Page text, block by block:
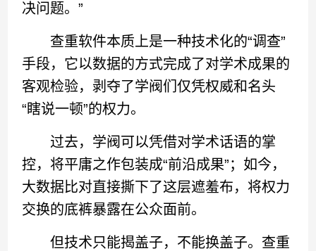
决问题。”
查重软件本质上是一种技术化的“调查”
手段，它以数据的方式完成了对学术成果的
客观检验，剥夺了学阀们仅凭权威和名头
“瞎说一顿”的权力。
过去，学阀可以凭借对学术话语的掌
控，将平庸之作包装成“前沿成果”；如今，
大数据比对直接撕下了这层遮羞布，将权力
交换的底裤暴露在公众面前。
但技术只能揭盖子，不能换盖子。查重